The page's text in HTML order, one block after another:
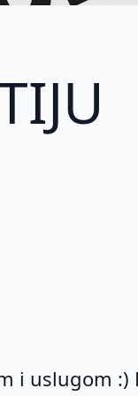
i uslugom :)